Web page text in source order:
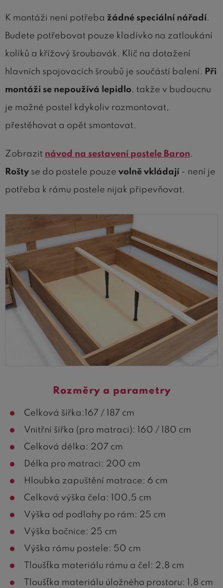
K montáži není potřeba žádné speciální nářadí.
Budete potřebovat pouze kladívko na zatloukání
kolíků a křížový šroubovák. Klíč na dotažení
hlavních spojovacích šroubů je součástí balení. Při
montáži se nepoužívá lepidlo, takže v budoucnu
je možné postel kdykoliv rozmontovat,
přestěhovat a opět smontovat.
Zobrazit návod na sestavení postele Baron.
Rošty se do postele pouze volně vkládají - není je
potřeba k rámu postele nijak připevňovat.
Rozměry a parametry
Celková šířka:167 / 187 cm
Vnitřní šířka (pro matraci): 160 / 180 cm
Celková délka: 207 cm
Délka pro matraci: 200 cm
Hloubka zapuštění matrace: 6 cm
Celková výška čela: 100,5 cm
Výška od podlahy po rám: 25 cm
Výška bočnice: 25 cm
Výška rámu postele: 50 cm
Tloušťka materiálu rámu a čel: 2,8 cm
Tloušťka materiálu úložného prostoru: 1,8 cm